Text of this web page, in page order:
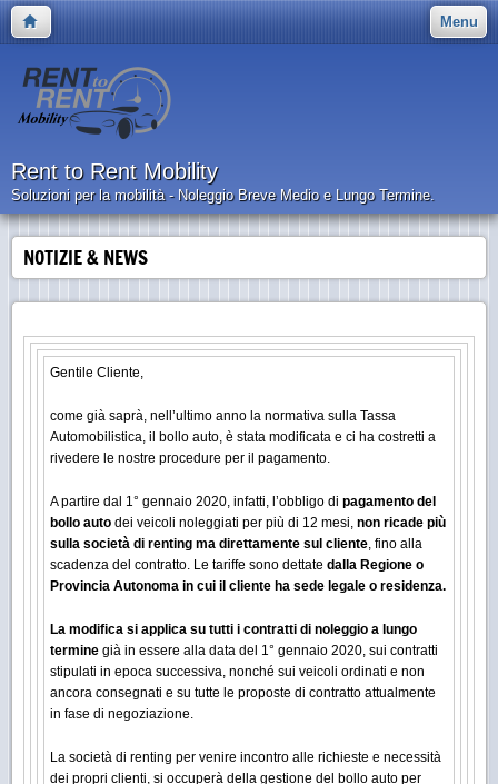
Menu
Rent to Rent Mobility
Soluzioni per la mobilità - Noleggio Breve Medio e Lungo Termine.
NOTIZIE & NEWS
Gentile Cliente,
come già saprà, nell’ultimo anno la normativa sulla Tassa
Automobilistica, il bollo auto, è stata modificata e ci ha costretti a
rivedere le nostre procedure per il pagamento.
A partire dal 1° gennaio 2020, infatti, l’obbligo di pagamento del
bollo auto dei veicoli noleggiati per più di 12 mesi, non ricade più
sulla società di renting ma direttamente sul cliente, fino alla
scadenza del contratto. Le tariffe sono dettate dalla Regione o
Provincia Autonoma in cui il cliente ha sede legale o residenza.
La modifica si applica su tutti i contratti di noleggio a lungo
termine già in essere alla data del 1° gennaio 2020, sui contratti
stipulati in epoca successiva, nonché sui veicoli ordinati e non
ancora consegnati e su tutte le proposte di contratto attualmente
in fase di negoziazione.
La società di renting per venire incontro alle richieste e necessità
dei propri clienti, si occuperà della gestione del bollo auto per